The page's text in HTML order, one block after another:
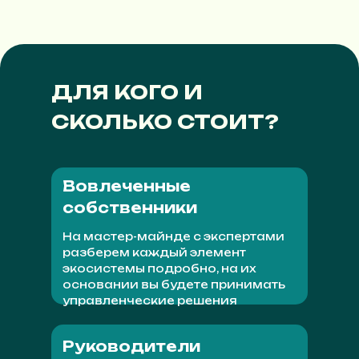
🙏🏼
ДЛЯ КОГО И
СКОЛЬКО СТОИТ?
Вовлеченные
собственники
На мастер-майнде с экспертами
разберем каждый элемент
экосистемы подробно, на их
основании вы будете принимать
управленческие решения
Руководители
Какой формат Вам
Франшиза
Партнерство
Нужна помощь с выбором
+7